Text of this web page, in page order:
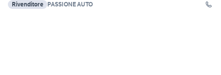
Rivenditore PASSIONE AUTO